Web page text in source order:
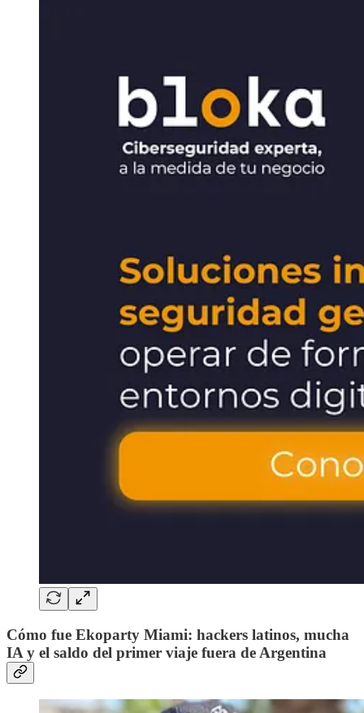
Cómo fue Ekoparty Miami: hackers latinos, mucha
IA y el saldo del primer viaje fuera de Argentina